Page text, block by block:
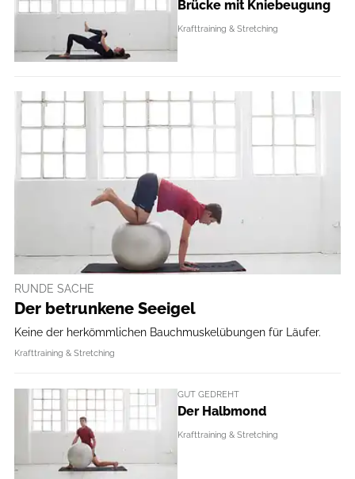
Brücke mit Kniebeugung
Krafttraining & Stretching
RUNDE SACHE
Der betrunkene Seeigel
Keine der herkömmlichen Bauchmuskelübungen für Läufer.
Krafttraining & Stretching
GUT GEDREHT
Der Halbmond
Krafttraining & Stretching